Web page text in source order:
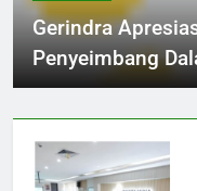
Gerindra
Penyeimbang